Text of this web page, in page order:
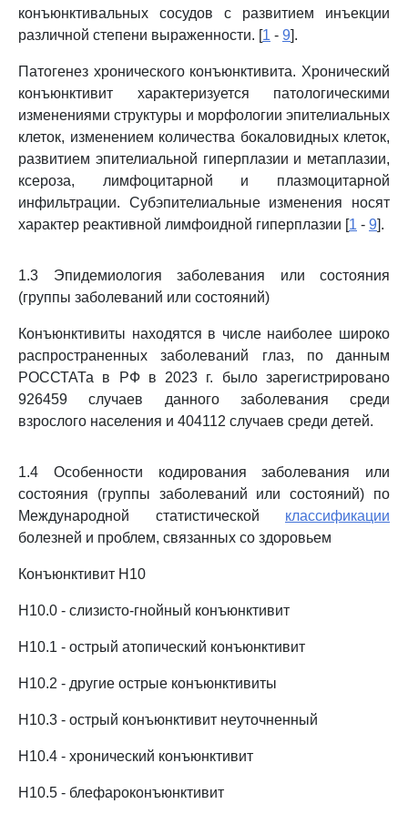
конъюнктивальных сосудов с развитием инъекции
различной степени выраженности. [1 - 9].
Патогенез хронического конъюнктивита. Хронический
конъюнктивит характеризуется патологическими
изменениями структуры и морфологии эпителиальных
клеток, изменением количества бокаловидных клеток,
развитием эпителиальной гиперплазии и метаплазии,
ксероза, лимфоцитарной и плазмоцитарной
инфильтрации. Субэпителиальные изменения носят
характер реактивной лимфоидной гиперплазии [1 - 9].
1.3 Эпидемиология заболевания или состояния
(группы заболеваний или состояний)
Конъюнктивиты находятся в числе наиболее широко
распространенных заболеваний глаз, по данным
РОССТАТа в РФ в 2023 г. было зарегистрировано
926459 случаев данного заболевания среди
взрослого населения и 404112 случаев среди детей.
1.4 Особенности кодирования заболевания или
состояния (группы заболеваний или состояний) по
Международной статистической классификации
болезней и проблем, связанных со здоровьем
Конъюнктивит H10
H10.0 - слизисто-гнойный конъюнктивит
H10.1 - острый атопический конъюнктивит
H10.2 - другие острые конъюнктивиты
H10.3 - острый конъюнктивит неуточненный
H10.4 - хронический конъюнктивит
H10.5 - блефароконъюнктивит